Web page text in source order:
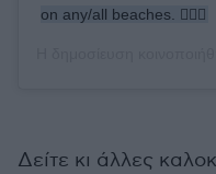
on any/all beaches. 🧜🏻‍♀️
Δείτε κι άλλες